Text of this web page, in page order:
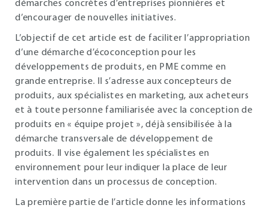
démarches concrètes d’entreprises pionnières et
d’encourager de nouvelles initiatives.
L’objectif de cet article est de faciliter l’appropriation
d’une démarche d’écoconception pour les
développements de produits, en PME comme en
grande entreprise. Il s’adresse aux concepteurs de
produits, aux spécialistes en marketing, aux acheteurs
et à toute personne familiarisée avec la conception de
produits en « équipe projet », déjà sensibilisée à la
démarche transversale de développement de
produits. Il vise également les spécialistes en
environnement pour leur indiquer la place de leur
intervention dans un processus de conception.
La première partie de l’article donne les informations